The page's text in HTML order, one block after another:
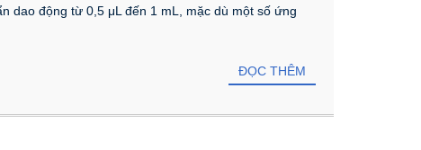
dao động từ 0,5 μL đến 1 mL, mặc dù một số ứng
ĐỌC THÊM